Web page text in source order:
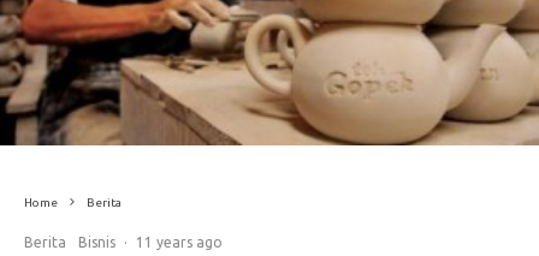
Home Berita
Berita Bisnis · 11 years ago